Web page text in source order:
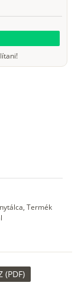
Termék
(PDF)